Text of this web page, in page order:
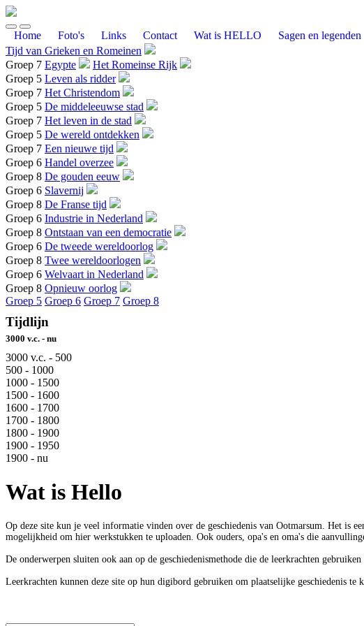
Home Foto's Links Contact Wat is HELLO Sagen en legenden
Tijd van Grieken en Romeinen
Groep 7 Egypte
Het Romeinse Rijk
Groep 5 Leven als ridder
Groep 7 Het Christendom
Groep 5 De middeleeuwse stad
Groep 7 Het leven in de stad
Groep 5 De wereld ontdekken
Groep 7 Een nieuwe tijd
Groep 6 Handel overzee
Groep 8 De gouden eeuw
Groep 6 Slavernij
Groep 8 De Franse tijd
Groep 6 Industrie in Nederland
Groep 8 Ontstaan van een democratie
Groep 6 De tweede wereldoorlog
Groep 8 Twee wereldoorlogen
Groep 6 Welvaart in Nederland
Groep 8 Opnieuw oorlog
Groep 5 Groep 6 Groep 7 Groep 8
Tijdlijn
3000 v.c. - nu
3000 v.c. - 500
500 - 1000
1000 - 1500
1500 - 1600
1600 - 1700
1700 - 1800
1800 - 1900
1900 - 1950
1900 - nu
Wat is Hello
Op deze site kun je veel informatie vinden over de geschiedenis van Ootmarsum. Het is
mogelijkheid om hier werkstukken te uploaden. Ook ouders, opa's en oma's die
De onderwerpen sluiten ook aan op de geschiedenismethode die de leerkrachten
Leerkrachten kunnen deze site op hun digibord gebruiken om plaatselijke geschiedenis te